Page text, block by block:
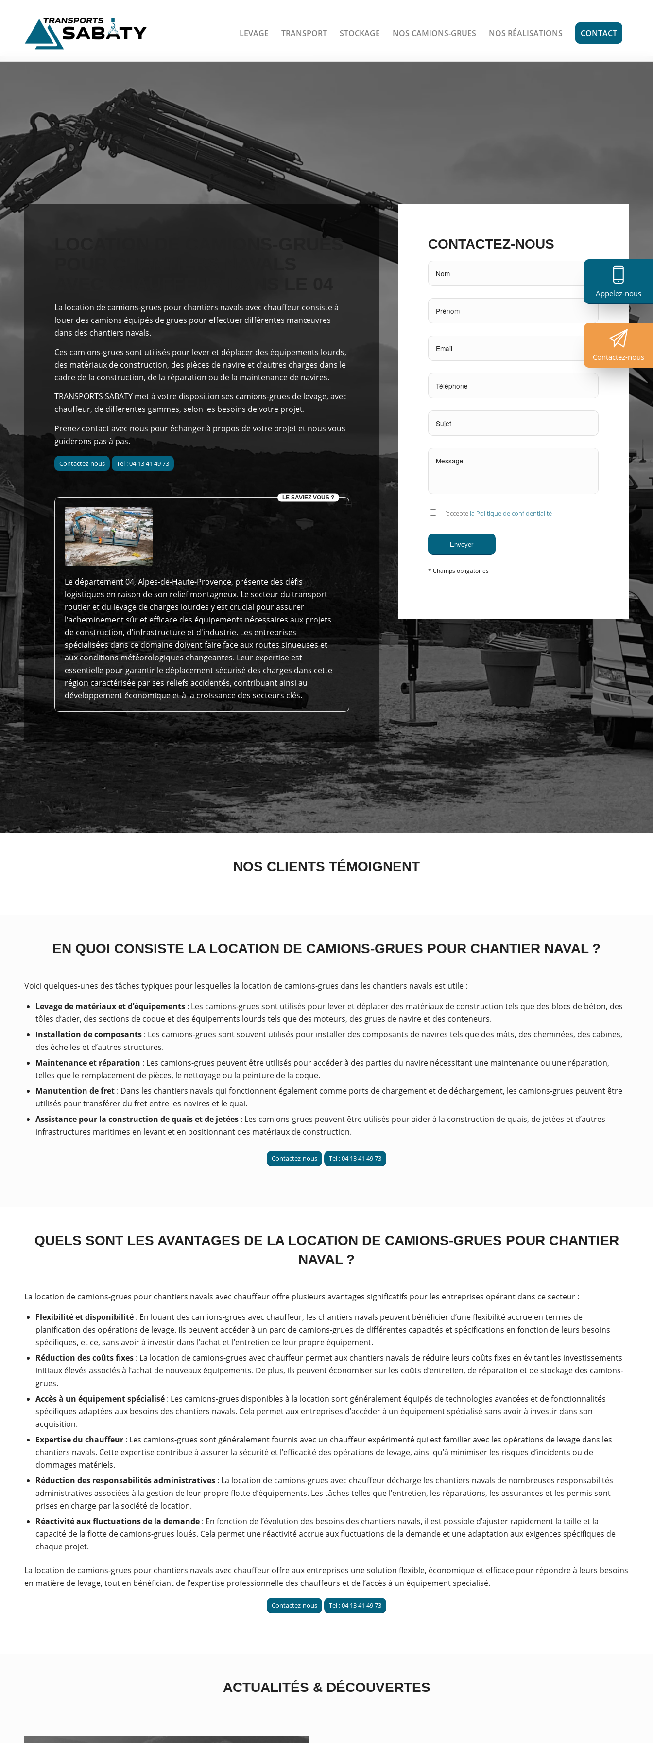
LEVAGE TRANSPORT STOCKAGE NOS CAMIONS-GRUES NOS RÉALISATIONS CONTACT
Appelez-nous
Contactez-nous
LOCATION DE CAMIONS-GRUES
La location de camions-grues pour chantiers navals avec chauffeur consiste à
louer des camions équipés de grues pour effectuer différentes manœuvres
dans des chantiers navals.
Ces camions-grues sont utilisés pour lever et déplacer des équipements lourds,
des matériaux de construction, des pièces de navire et d’autres charges dans le
cadre de la construction, de la réparation ou de la maintenance de navires.
TRANSPORTS SABATY met à votre disposition ses camions-grues de levage, avec
chauffeur, de différentes gammes, selon les besoins de votre projet.
Prenez contact avec nous pour échanger à propos de votre projet et nous vous
guiderons pas à pas.
Contactez-nous Tel : 04 13 41 49 73
LE SAVIEZ VOUS ?
Le département 04, Alpes-de-Haute-Provence, présente des défis
logistiques en raison de son relief montagneux. Le secteur du transport
routier et du levage de charges lourdes y est crucial pour assurer
l'acheminement sûr et efficace des équipements nécessaires aux projets
de construction, d'infrastructure et d'industrie. Les entreprises
spécialisées dans ce domaine doivent faire face aux routes sinueuses et
aux conditions météorologiques changeantes. Leur expertise est
essentielle pour garantir le déplacement sécurisé des charges dans cette
région caractérisée par ses reliefs accidentés, contribuant ainsi au
développement économique et à la croissance des secteurs clés.
CONTACTEZ-NOUS
J’accepte la Politique de confidentialité
* Champs obligatoires
NOS CLIENTS TÉMOIGNENT
EN QUOI CONSISTE LA LOCATION DE CAMIONS-GRUES POUR CHANTIER NAVAL ?
Voici quelques-unes des tâches typiques pour lesquelles la location de camions-grues dans les chantiers navals est utile :
Levage de matériaux et d’équipements : Les camions-grues sont utilisés pour lever et déplacer des matériaux de construction tels que des blocs de béton, des
tôles d’acier, des sections de coque et des équipements lourds tels que des moteurs, des grues de navire et des conteneurs.
Installation de composants : Les camions-grues sont souvent utilisés pour installer des composants de navires tels que des mâts, des cheminées, des cabines,
des échelles et d’autres structures.
Maintenance et réparation : Les camions-grues peuvent être utilisés pour accéder à des parties du navire nécessitant une maintenance ou une réparation,
telles que le remplacement de pièces, le nettoyage ou la peinture de la coque.
Manutention de fret : Dans les chantiers navals qui fonctionnent également comme ports de chargement et de déchargement, les camions-grues peuvent être
utilisés pour transférer du fret entre les navires et le quai.
Assistance pour la construction de quais et de jetées : Les camions-grues peuvent être utilisés pour aider à la construction de quais, de jetées et d’autres
infrastructures maritimes en levant et en positionnant des matériaux de construction.
Contactez-nous Tel : 04 13 41 49 73
QUELS SONT LES AVANTAGES DE LA LOCATION DE CAMIONS-GRUES POUR CHANTIER
NAVAL ?
La location de camions-grues pour chantiers navals avec chauffeur offre plusieurs avantages significatifs pour les entreprises opérant dans ce secteur :
Flexibilité et disponibilité : En louant des camions-grues avec chauffeur, les chantiers navals peuvent bénéficier d’une flexibilité accrue en termes de
planification des opérations de levage. Ils peuvent accéder à un parc de camions-grues de différentes capacités et spécifications en fonction de leurs besoins
spécifiques, et ce, sans avoir à investir dans l’achat et l’entretien de leur propre équipement.
Réduction des coûts fixes : La location de camions-grues avec chauffeur permet aux chantiers navals de réduire leurs coûts fixes en évitant les investissements
initiaux élevés associés à l’achat de nouveaux équipements. De plus, ils peuvent économiser sur les coûts d’entretien, de réparation et de stockage des camions-
grues.
Accès à un équipement spécialisé : Les camions-grues disponibles à la location sont généralement équipés de technologies avancées et de fonctionnalités
spécifiques adaptées aux besoins des chantiers navals. Cela permet aux entreprises d’accéder à un équipement spécialisé sans avoir à investir dans son
acquisition.
Expertise du chauffeur : Les camions-grues sont généralement fournis avec un chauffeur expérimenté qui est familier avec les opérations de levage dans les
chantiers navals. Cette expertise contribue à assurer la sécurité et l’efficacité des opérations de levage, ainsi qu’à minimiser les risques d’incidents ou de
dommages matériels.
Réduction des responsabilités administratives : La location de camions-grues avec chauffeur décharge les chantiers navals de nombreuses responsabilités
administratives associées à la gestion de leur propre flotte d’équipements. Les tâches telles que l’entretien, les réparations, les assurances et les permis sont
prises en charge par la société de location.
Réactivité aux fluctuations de la demande : En fonction de l’évolution des besoins des chantiers navals, il est possible d’ajuster rapidement la taille et la
capacité de la flotte de camions-grues loués. Cela permet une réactivité accrue aux fluctuations de la demande et une adaptation aux exigences spécifiques de
chaque projet.
La location de camions-grues pour chantiers navals avec chauffeur offre aux entreprises une solution flexible, économique et efficace pour répondre à leurs besoins
en matière de levage, tout en bénéficiant de l’expertise professionnelle des chauffeurs et de l’accès à un équipement spécialisé.
Contactez-nous Tel : 04 13 41 49 73
ACTUALITÉS &DÉCOUVERTES